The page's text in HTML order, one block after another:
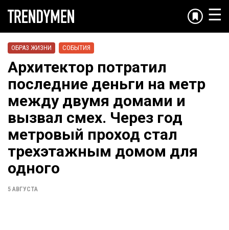
☰
ОБРАЗ ЖИЗНИ СОБЫТИЯ
Архитектор потратил
последние деньги на метр
между двумя домами и
вызвал смех. Через год
метровый проход стал
трехэтажным домом для
одного
5 АВГУСТА